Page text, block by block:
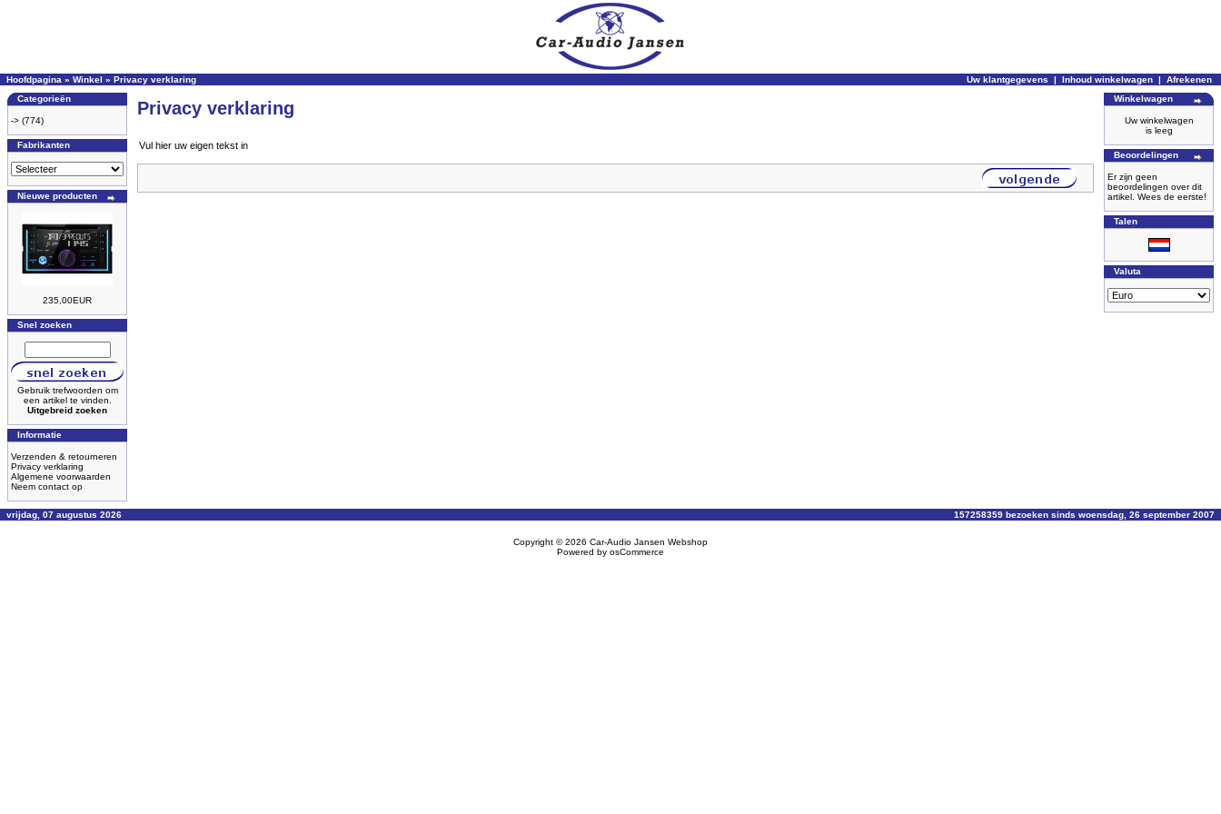
Hoofdpagina » Winkel » Privacy verklaring Uw klantgegevens | Inhoud winkelwagen | Afrekenen
Categorieën
-> (774)
Fabrikanten
Nieuwe producten
235,00EUR
Snel zoeken
Gebruik trefwoorden om
een artikel te vinden.
Uitgebreid zoeken
Informatie
Verzenden & retourneren
Privacy verklaring
Algemene voorwaarden
Neem contact op
Privacy verklaring
Vul hier uw eigen tekst in
Winkelwagen
Uw winkelwagen
is leeg
Beoordelingen
Er zijn geen
beoordelingen over dit
artikel. Wees de eerste!
Talen
Valuta
vrijdag, 07 augustus 2026 157258359 bezoeken sinds woensdag, 26 september 2007
Copyright © 2026 Car-Audio Jansen Webshop
Powered by osCommerce